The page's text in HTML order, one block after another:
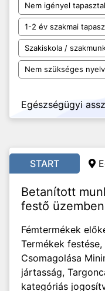
Nem igényel
1-2 év szakmai
Szakiskola /
Nem szükséges
Egészségügyi
START
Betanított
festő üzemben
Fémtermékek
Termékek festése,
Csomagolása
jártasság,
kategóriás